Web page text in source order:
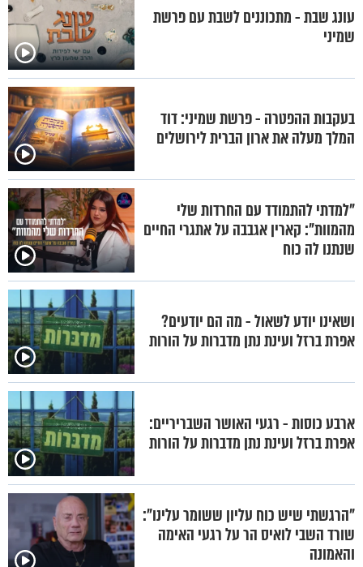
עונג שבת - מתכוננים לשבת עם פרשת
שמיני
בעקבות ההפטרה - פרשת שמיני: דוד
המלך מעלה את ארון הברית לירושלים
"למדתי להתמודד עם החרדות שלי
מהמוות": קארין אגבבה על אתגרי החיים
שנתנו לה כוח
ושאינו יודע לשאול - מה הם יודעים?
אפרת ברזל ועינת נתן מדברות על הורות
ארבע כוסות - רגעי האושר השבריריים:
אפרת ברזל ועינת נתן מדברות על הורות
"הרגשתי שיש כוח עליון ששומר עלינו":
שורד השבי לואיס הר על רגעי האימה
והאמונה